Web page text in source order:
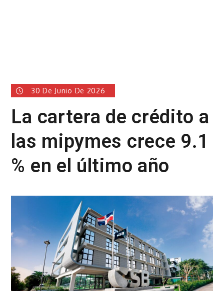
30 De Junio De 2026
La cartera de crédito a
las mipymes crece 9.1
% en el último año